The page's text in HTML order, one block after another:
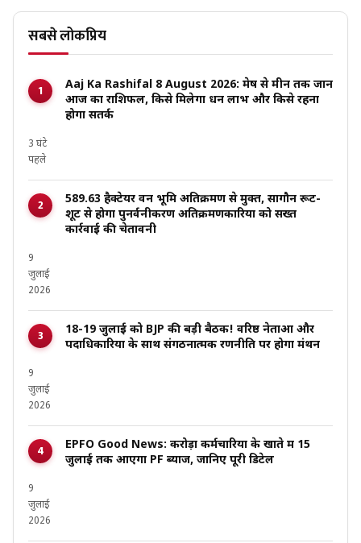
सबसे लोकप्रिय
Aaj Ka Rashifal 8 August 2026: मेष से मीन तक जानें
आज का राशिफल, किसे मिलेगा धन लाभ और किसे रहना
होगा सतर्क
3 घंटे
पहले
589.63 हैक्टेयर वन भूमि अतिक्रमण से मुक्त, सागौन रूट-
शूट से होगा पुनर्वनीकरण अतिक्रमणकारियों को सख्त
कार्रवाई की चेतावनी
9
जुलाई
2026
18-19 जुलाई को BJP की बड़ी बैठक! वरिष्ठ नेताओं और
पदाधिकारियों के साथ संगठनात्मक रणनीति पर होगा मंथन
9
जुलाई
2026
EPFO Good News: करोड़ों कर्मचारियों के खाते में 15
जुलाई तक आएगा PF ब्याज, जानिए पूरी डिटेल
9
जुलाई
2026